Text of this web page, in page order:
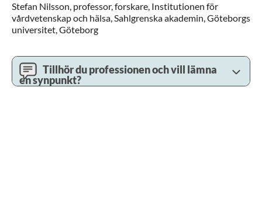
Stefan Nilsson, professor, forskare, Institutionen för
vårdvetenskap och hälsa, Sahlgrenska akademin, Göteborgs
universitet,Göteborg
Tillhör du professionen och vill lämna
en synpunkt?